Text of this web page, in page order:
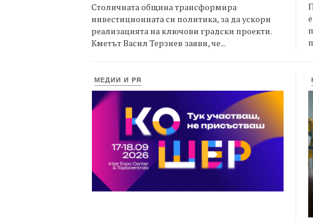
Столичната община трансформира
инвестиционната си политика, за да ускори
реализацията на ключови градски проекти.
Кметът Васил Терзиев заяви, че...
МЕДИИ И PR